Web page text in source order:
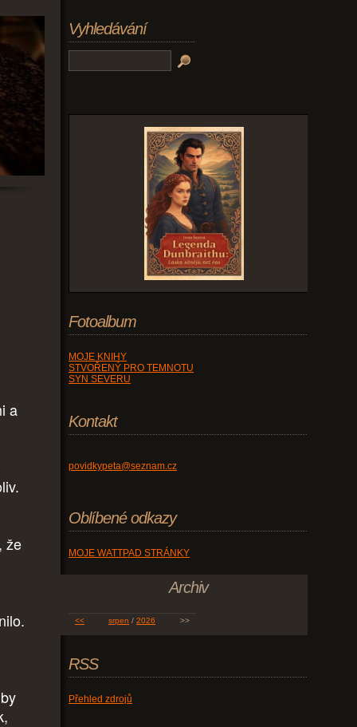
a
že
Vyhledávání
Fotoalbum
MOJE KNIHY
STVOŘENÝ PRO TEMNOTU
SYN SEVERU
Kontakt
povidkypeta@seznam.cz
Oblíbené odkazy
MOJE WATTPAD STRÁNKY
Archiv
<< srpen / 2026 >>
RSS
Přehled zdrojů